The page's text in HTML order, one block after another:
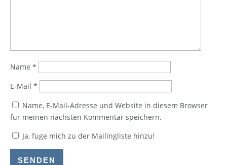
Name *
E-Mail *
Name, E-Mail-Adresse und Website in diesem Browser
für meinen nächsten Kommentar speichern.
Ja, füge mich zu der Mailingliste hinzu!
SENDEN